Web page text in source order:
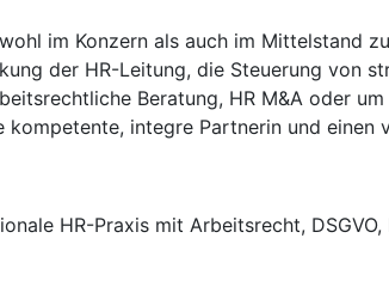
im Konzern als auch im Mittelstand
der HR-Leitung, die Steuerung von
Beratung, HR M&A oder um
integre Partnerin und einen
HR-Praxis mit Arbeitsrecht, DSGVO,